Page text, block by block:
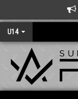
U14